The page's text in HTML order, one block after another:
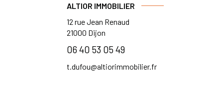
ALTIOR IMMOBILIER
12 rue Jean Renaud
21000 Dijon
06 40 53 05 49
t.dufou@altiorimmobilier.fr